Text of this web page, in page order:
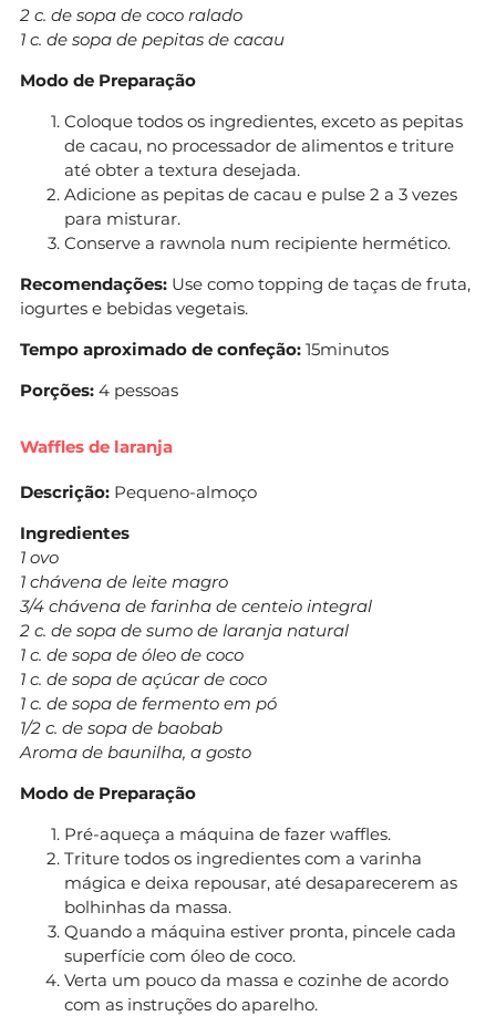
2 c. de sopa de coco ralado
1 c. de sopa de pepitas de cacau
Modo de Preparação
Coloque todos os ingredientes, exceto as pepitas
de cacau, no processador de alimentos e triture
até obter a textura desejada.
Adicione as pepitas de cacau e pulse 2 a 3 vezes
para misturar.
Conserve a rawnola num recipiente hermético.
Recomendações: Use como topping de taças de fruta,
iogurtes e bebidas vegetais.
Tempo aproximado de confeção: 15minutos
Porções: 4 pessoas
Waffles de laranja
Descrição: Pequeno-almoço
Ingredientes
1 ovo
1 chávena de leite magro
3/4 chávena de farinha de centeio integral
2 c. de sopa de sumo de laranja natural
1 c. de sopa de óleo de coco
1 c. de sopa de açúcar de coco
1 c. de sopa de fermento em pó
1/2 c. de sopa de baobab
Aroma de baunilha, a gosto
Modo de Preparação
Pré-aqueça a máquina de fazer waffles.
Triture todos os ingredientes com a varinha
mágica e deixa repousar, até desaparecerem as
bolhinhas da massa.
Quando a máquina estiver pronta, pincele cada
superfície com óleo de coco.
Verta um pouco da massa e cozinhe de acordo
com as instruções do aparelho.